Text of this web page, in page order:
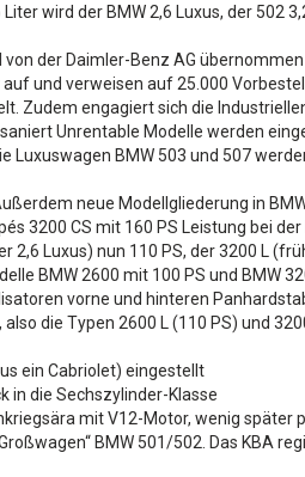
wird der BMW 2,6 Luxus, der 502
der Daimler-Benz AG
und verweisen auf 25.000
Zudem engagiert sich die
Unrentable Modelle werden
BMW 503 und 507
neue Modellgliederung in
3200 CS mit 160 PS Leistung bei
Luxus) nun 110 PS, der 3200 L
BMW 2600 mit 100 PS und BMW
vorne und hinteren
die Typen 2600 L (110 PS) und
ein Cabriolet) eingestellt
in die Sechszylinder-Klasse
mit V12-Motor, wenig
BMW 501/502. Das KBA